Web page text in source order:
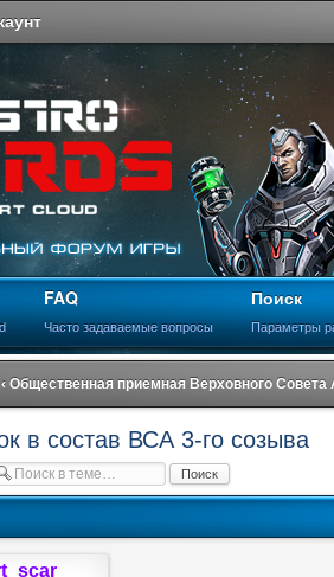
FAQ
Часто задаваемые вопросы
Поиск
Параметры
‹ Общественная приемная Верховного Совета
в состав ВСА 3-го созыва